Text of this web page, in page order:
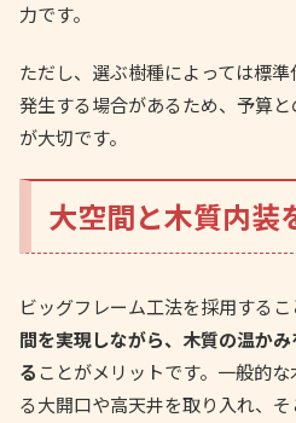
力です。
ただし、選ぶ樹種によっては標
発生する場合があるため、予算
が大切です。
大空間と木質内装
ビッグフレーム工法を採用するこ
間を実現しながら、木質の温か
ることがメリットです。一般的
る大開口や高天井を取り入れ、